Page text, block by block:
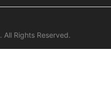
. All Rights Reserved.